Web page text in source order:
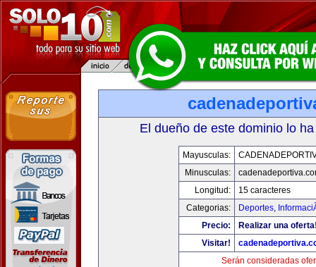
El dueño de este dominio lo
Mayusculas:
Minusculas:
Longitud:
15 caracteres
Categorias:
Deportes,
Precio:
Realizar una
Visitar!
Serán consideradas